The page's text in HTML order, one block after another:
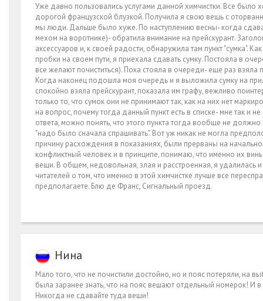
Уже давно пользовались услугами данной химчистки. Все
дорогой французской блузкой. Получила я свою вещь с
мы люди. Дальше было хуже. По наступлению весны- когда
мехом на воротнике)- обратила внимание на прейскурант.
аксессуаров и, к своей радости, обнаружила там пункт "сумка".
пробки на своем пути, я приехала сдавать сумку. Постояла в
все желают почиститься). Пока стояла в очереди- еще раз взяла
Когда наконец подошла моя очередь и я выложила сумку на
спокойно взяла прейскурант, показала им графу, вежливо
только то, что сумок они не принимают так, как на них нет
на вопрос, почему тогда данный пункт есть в списке- мне так и
ответа, можно понять, что этого пункта тогда вообще не
"надо было сначала спрашивать". Вот уж никак не могла
причину расхождения в показаниях, были прерваны на
конфликтный человек и в принципе, понимаю, что именно их
вещи. В общем, недовольная, злая и расстроенная, я
читателей о том, что именно в этой химчистке лучше все
предполагаете. Блю де Франс, Сигнальный проезд.
Нина
Мало того, что не почистили достойно, но и пояс потеряли, на
была заранее знать, что на пояс вешают отдельный номерок!
Никогда не сдавайте туда вещи!